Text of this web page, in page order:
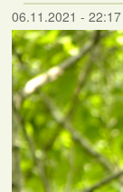
06.11.2021 - 22:17